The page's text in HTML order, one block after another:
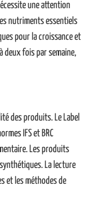
une attention
nutriments essentiels
pour la croissance et
deux fois par semaine,
des produits. Le Label
IFS et BRC
Les produits
La lecture
et les méthodes de